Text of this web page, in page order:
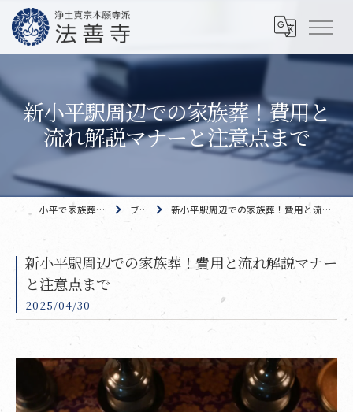
新小平駅周辺での家族葬！費用と
流れ解説マナーと注意点まで
小平で家族葬なら 法善寺 ブログ 新小平駅周辺での家族葬！費用と流れ解説マナーと注意点まで
新小平駅周辺での家族葬！費用と流れ解説マナー
と注意点まで
2025/04/30